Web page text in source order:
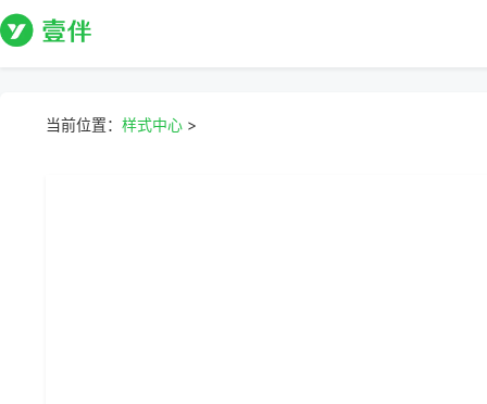
当前位置： 样式中心 >